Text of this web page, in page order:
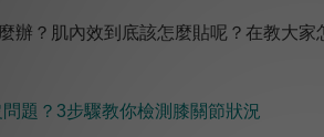
辦？肌內效到底該怎麼貼呢？在教大
題？3步驟教你檢測膝關節狀況